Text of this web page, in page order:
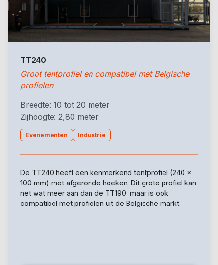
TT240
Groot tentprofiel en compatibel met Belgische
profielen
Breedte: 10 tot 20 meter
Zijhoogte: 2,80 meter
Evenementen Industrie
De TT240 heeft een kenmerkend tentprofiel (240 x
100 mm) met afgeronde hoeken. Dit grote profiel kan
net wat meer aan dan de TT190, maar is ook
compatibel met profielen uit de Belgische markt.